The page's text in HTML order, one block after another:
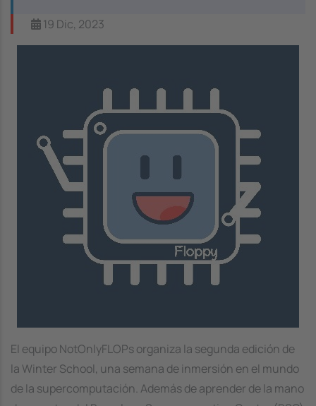
19 Dic, 2023
El equipo NotOnlyFLOPs organiza la segunda edición de
la Winter School, una semana de inmersión en el mundo
de la supercomputación. Además de aprender de la mano